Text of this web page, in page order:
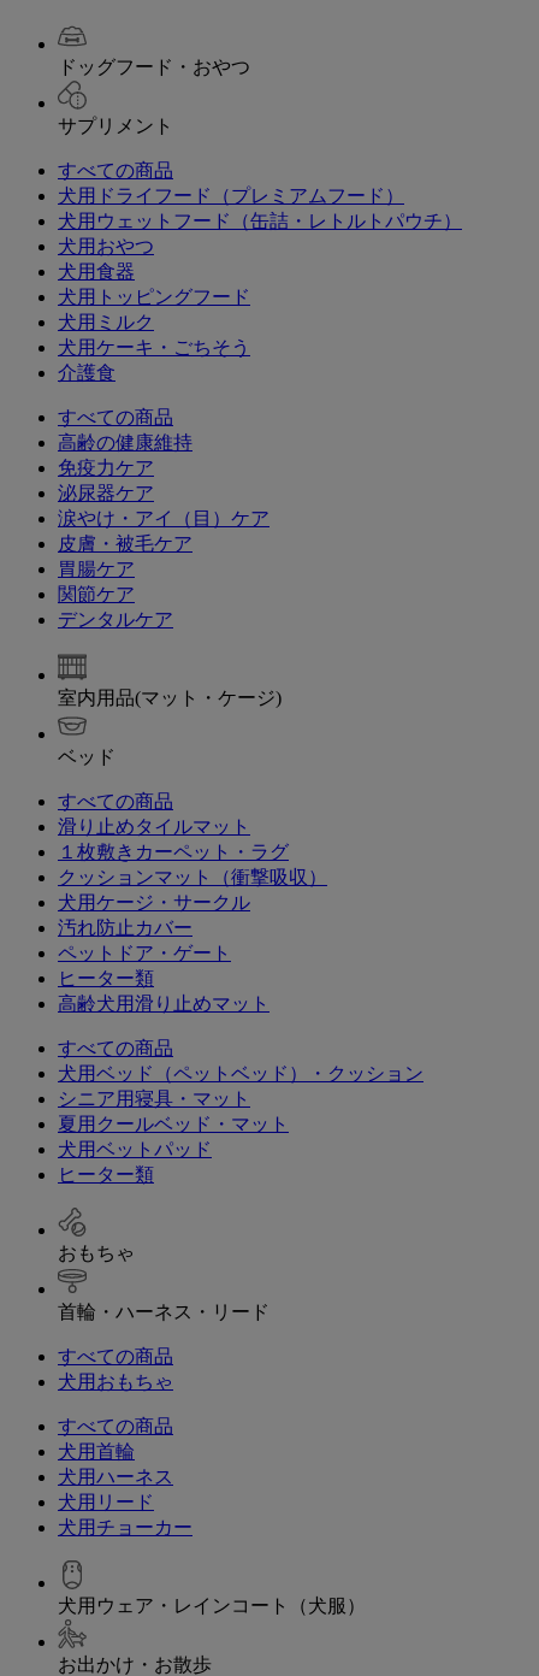
ドッグフード・おやつ
サプリメント
すべての商品
犬用ドライフード（プレミアムフード）
犬用ウェットフード（缶詰・レトルトパウチ）
犬用おやつ
犬用食器
犬用トッピングフード
犬用ミルク
犬用ケーキ・ごちそう
介護食
すべての商品
高齢の健康維持
免疫力ケア
泌尿器ケア
涙やけ・アイ（目）ケア
皮膚・被毛ケア
胃腸ケア
関節ケア
デンタルケア
室内用品(マット・ケージ)
ベッド
すべての商品
滑り止めタイルマット
１枚敷きカーペット・ラグ
クッションマット（衝撃吸収）
犬用ケージ・サークル
汚れ防止カバー
ペットドア・ゲート
ヒーター類
高齢犬用滑り止めマット
すべての商品
犬用ベッド（ペットベッド）・クッション
シニア用寝具・マット
夏用クールベッド・マット
犬用ベットパッド
ヒーター類
おもちゃ
首輪・ハーネス・リード
すべての商品
犬用おもちゃ
すべての商品
犬用首輪
犬用ハーネス
犬用リード
犬用チョーカー
犬用ウェア・レインコート（犬服）
お出かけ・お散歩